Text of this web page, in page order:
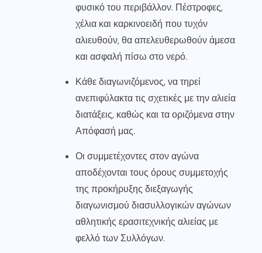
φυσικό του περιβάλλον. Πέστροφες,
χέλια και καρκινοειδή που τυχόν
αλιευθούν, θα απελευθερωθούν άμεσα
και ασφαλή πίσω στο νερό.
Κάθε διαγωνιζόμενος, να τηρεί
ανεπιφύλακτα τις σχετικές με την αλιεία
διατάξεις, καθώς και τα οριζόμενα στην
Απόφασή μας.
Οι συμμετέχοντες στον αγώνα
αποδέχονται τους όρους συμμετοχής
της προκήρυξης διεξαγωγής
διαγωνισμού διασυλλογικών αγώνων
αθλητικής ερασιτεχνικής αλιείας με
φελλό των Συλλόγων.